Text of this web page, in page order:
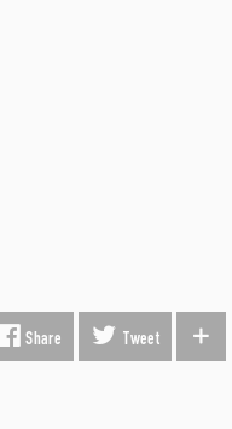
Share Tweet